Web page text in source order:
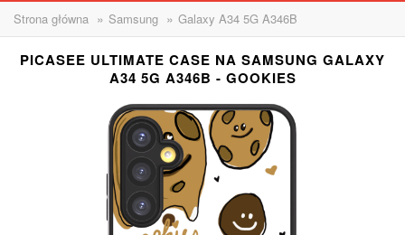
Strona główna » Samsung » Galaxy A34 5G A346B
PICASEE ULTIMATE CASE NA SAMSUNG GALAXY
A34 5G A346B - GOOKIES